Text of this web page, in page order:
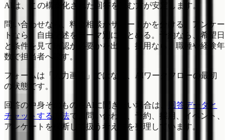
AIは、この構造化された回答を読む方が安定します。
問い合わせなら、料金相談かサポートかを分ける。アンケー
トなら、自由記述をテーマ別にまとめる。予約なら、希望日
と条件を見て確認が必要かを出す。採用なら、職種や経験年
数で担当者へ渡す。
フォームは「入力画面」ではなく、AIワークフローの最初
の状態です。
回答の中身そのものをAIに聞きたい場合は、
回答データと
チャットする方法で、問い合わせ、予約、採用、イベント、
アンケートを横断して扱う考え方を整理しています。